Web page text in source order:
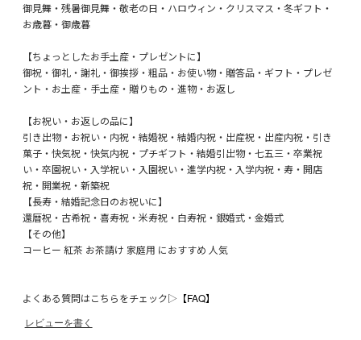
御見舞・残暑御見舞・敬老の日・ハロウィン・クリスマス・冬ギフト・
お歳暮・御歳暮
【ちょっとしたお手土産・プレゼントに】
御祝・御礼・謝礼・御挨拶・粗品・お使い物・贈答品・ギフト・プレゼ
ント・お土産・手土産・贈りもの・進物・お返し
【お祝い・お返しの品に】
引き出物・お祝い・内祝・結婚祝・結婚内祝・出産祝・出産内祝・引き
菓子・快気祝・快気内祝・プチギフト・結婚引出物・七五三・卒業祝
い・卒園祝い・入学祝い・入園祝い・進学内祝・入学内祝・寿・開店
祝・開業祝・新築祝
【長寿・結婚記念日のお祝いに】
還暦祝・古希祝・喜寿祝・米寿祝・白寿祝・銀婚式・金婚式
【その他】
コーヒー 紅茶 お茶請け 家庭用 におすすめ 人気
よくある質問はこちらをチェック▷ 【FAQ】
レビューを書く